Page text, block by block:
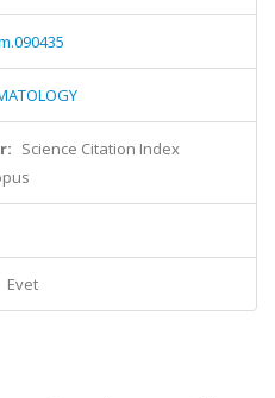
Science Citation Index
Evet